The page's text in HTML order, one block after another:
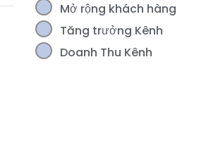
Mở rộng khách hàng
Tăng trưởng Kênh
Doanh Thu Kênh